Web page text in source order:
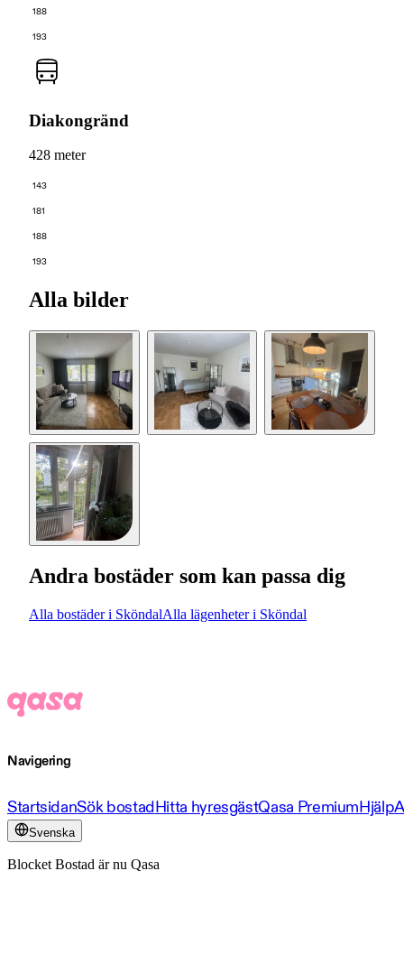
188
193
Diakongränd
428 meter
143
181
188
193
Alla bilder
Andra bostäder som kan passa dig
Alla bostäder i SköndalAlla lägenheter i Sköndal
Navigering
StartsidanSök bostadHitta hyresgästQasa PremiumHjälp
Svenska
Blocket Bostad är nu Qasa